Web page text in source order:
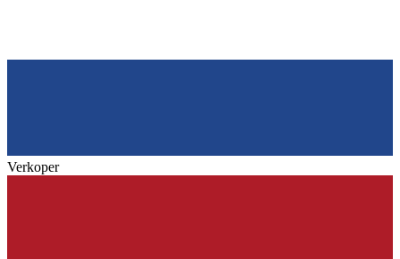
Verkoper